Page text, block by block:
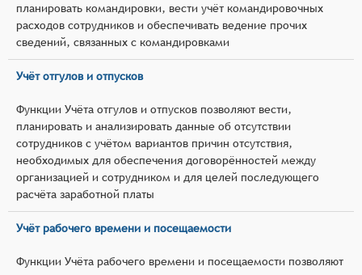
планировать командировки, вести учёт командировочных
расходов сотрудников и обеспечивать ведение прочих
сведений, связанных с командировками
Учёт отгулов и отпусков
Функции Учёта отгулов и отпусков позволяют вести,
планировать и анализировать данные об отсутствии
сотрудников с учётом вариантов причин отсутствия,
необходимых для обеспечения договорённостей между
организацией и сотрудником и для целей последующего
расчёта заработной платы
Учёт рабочего времени и посещаемости
Функции Учёта рабочего времени и посещаемости позволяют